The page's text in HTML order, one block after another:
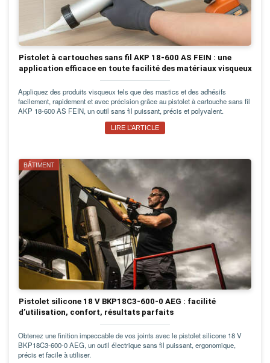
Pistolet à cartouches sans fil AKP 18-600 AS FEIN : une
application efficace en toute facilité des matériaux visqueux
Appliquez des produits visqueux tels que des mastics et des adhésifs
facilement, rapidement et avec précision grâce au pistolet à cartouche sans fil
AKP 18-600 AS FEIN, un outil sans fil puissant, précis et polyvalent.
LIRE L’ARTICLE
BÂTIMENT
Pistolet silicone 18 V BKP18C3-600-0 AEG : facilité
d’utilisation, confort, résultats parfaits
Obtenez une finition impeccable de vos joints avec le pistolet silicone 18 V
BKP18C3-600-0 AEG, un outil électrique sans fil puissant, ergonomique,
précis et facile à utiliser.